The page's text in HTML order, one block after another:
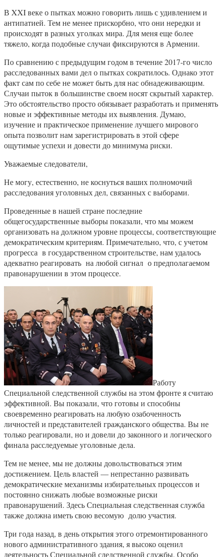
В XXI веке о пытках можно говорить лишь с удивлением и
антипатией. Тем не менее прискорбно, что они нередки и
происходят в разных уголках мира. Для меня еще более
тяжело, когда подобные случаи фиксируются в Армении.
По сравнению с предыдущим годом в течение 2017-го число
расследованных вами дел о пытках сократилось. Однако этот
факт сам по себе не может быть для нас обнадеживающим.
Случаи пыток в большинстве своем носят скрытый характер.
Это обстоятельство просто обязывает разработать и применять
новые и эффективные методы их выявления. Думаю,
изучение и практическое применение лучшего мирового
опыта позволит нам зарегистрировать в этой сфере
ощутимые успехи и довести до минимума риски.
Уважаемые следователи,
Не могу, естественно, не коснуться ваших полномочий
расследования уголовных дел, связанных с выборами.
Проведенные в нашей стране последние
общегосударственные выборы показали, что мы можем
организовать на должном уровне процессы, соответствующие
демократическим критериям. Примечательно, что, с учетом
прогресса в государственном строительстве, нам удалось
адекватно реагировать на любой сигнал о предполагаемом
правонарушении в этом процессе.
Работу
Специальной следственной службы на этом фронте я считаю
эффективной. Вы показали, что готовы и способны
своевременно реагировать на любую озабоченность
личностей и представителей гражданского общества. Вы не
только реагировали, но и довели до законного и логического
финала расследуемые уголовные дела.
Тем не менее, мы не должны довольствоваться этим
достижением. Цель властей — непрестанно развивать
демократические механизмы избирательных процессов и
постоянно снижать любые возможные риски
правонарушений. Здесь Специальная следственная служба
также должна иметь свою весомую долю участия.
Три года назад, в день открытия этого отремонтированного
нового административного здания, я высоко оценил
деятельность Специальной следственной службы. Особо